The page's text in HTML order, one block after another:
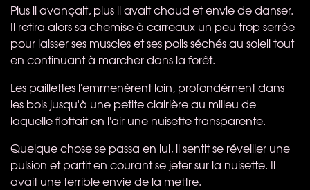
Plus il avançait, plus il avait chaud et envie de danser.
Il retira alors sa chemise à carreaux un peu trop serrée
pour laisser ses muscles et ses poils séchés au soleil tout
en continuant à marcher dans la forêt.
Les paillettes l'emmenèrent loin, profondément dans
les bois jusqu'à une petite clairière au milieu de
laquelle flottait en l'air une nuisette transparente.
Quelque chose se passa en lui, il sentit se réveiller une
pulsion et partit en courant se jeter sur la nuisette. Il
avait une terrible envie de la mettre.